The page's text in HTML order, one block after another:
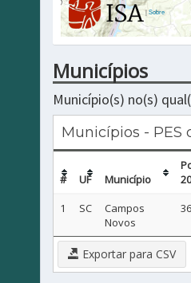
|Sobre
Municípios
Município(s) no(s)
Municípios - PES
# UF Município
1
SC
Campos
Novos
Exportar para CSV